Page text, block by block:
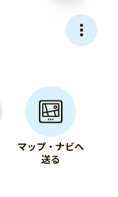
マップ・ナビへ
送る